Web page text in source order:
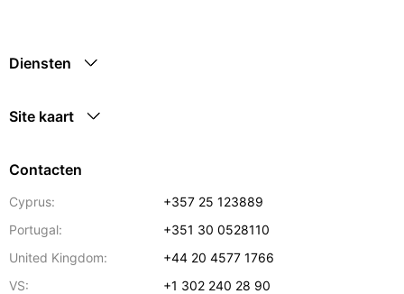
Diensten
Site kaart
Contacten
Cyprus:
+357 25 123889
Portugal:
+351 30 0528110
United Kingdom:
+44 20 4577 1766
VS:
+1 302 240 28 90